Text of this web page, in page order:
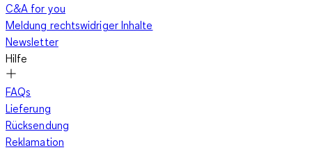
C&A for you
Meldung rechtswidriger Inhalte
Newsletter
Hilfe
FAQs
Lieferung
Rücksendung
Reklamation